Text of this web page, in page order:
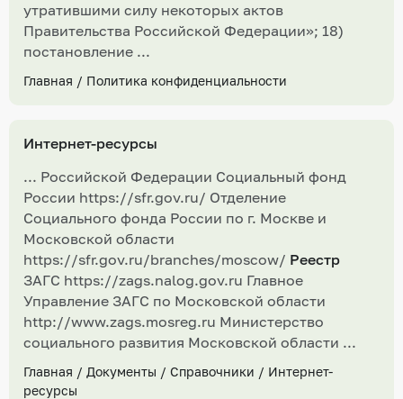
утратившими силу некоторых актов
Правительства Российской Федерации»; 18)
постановление ...
Главная / Политика конфиденциальности
Интернет-ресурсы
... Российской Федерации Социальный фонд
России https://sfr.gov.ru/ Отделение
Социального фонда России по г. Москве и
Московской области
https://sfr.gov.ru/branches/moscow/ Реестр
ЗАГС https://zags.nalog.gov.ru Главное
Управление ЗАГС по Московской области
http://www.zags.mosreg.ru Министерство
социального развития Московской области ...
Главная / Документы /Справочники / Интернет-
ресурсы